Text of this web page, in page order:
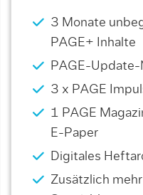
3 Monate
PAGE+ Inhalte
PAGE-
3 x PAGE
1 PAGE
E-Paper
Digitales
Zusätzlich